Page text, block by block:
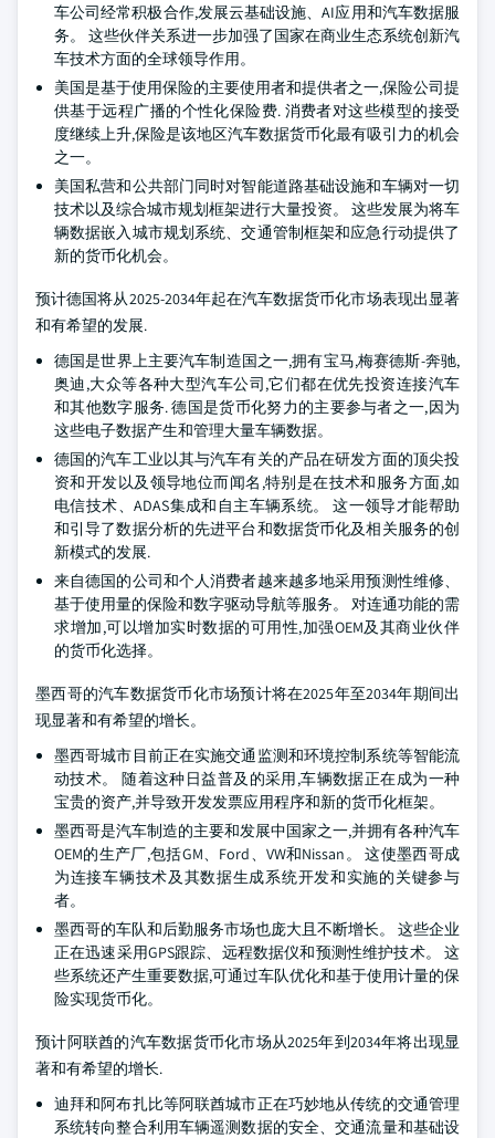
车公司经常积极合作,发展云基础设施、AI应用和汽车数据服
务。 这些伙伴关系进一步加强了国家在商业生态系统创新汽
车技术方面的全球领导作用。
美国是基于使用保险的主要使用者和提供者之一,保险公司提
供基于远程广播的个性化保险费. 消费者对这些模型的接受
度继续上升,保险是该地区汽车数据货币化最有吸引力的机会
之一。
美国私营和公共部门同时对智能道路基础设施和车辆对一切
技术以及综合城市规划框架进行大量投资。 这些发展为将车
辆数据嵌入城市规划系统、交通管制框架和应急行动提供了
新的货币化机会。
预计德国将从2025-2034年起在汽车数据货币化市场表现出显著
和有希望的发展.
德国是世界上主要汽车制造国之一,拥有宝马,梅赛德斯-奔驰,
奥迪,大众等各种大型汽车公司,它们都在优先投资连接汽车
和其他数字服务. 德国是货币化努力的主要参与者之一,因为
这些电子数据产生和管理大量车辆数据。
德国的汽车工业以其与汽车有关的产品在研发方面的顶尖投
资和开发以及领导地位而闻名,特别是在技术和服务方面,如
电信技术、ADAS集成和自主车辆系统。 这一领导才能帮助
和引导了数据分析的先进平台和数据货币化及相关服务的创
新模式的发展.
来自德国的公司和个人消费者越来越多地采用预测性维修、
基于使用量的保险和数字驱动导航等服务。 对连通功能的需
求增加,可以增加实时数据的可用性,加强OEM及其商业伙伴
的货币化选择。
墨西哥的汽车数据货币化市场预计将在2025年至2034年期间出
现显著和有希望的增长。
墨西哥城市目前正在实施交通监测和环境控制系统等智能流
动技术。 随着这种日益普及的采用,车辆数据正在成为一种
宝贵的资产,并导致开发发票应用程序和新的货币化框架。
墨西哥是汽车制造的主要和发展中国家之一,并拥有各种汽车
OEM的生产厂,包括GM、Ford、VW和Nissan。 这使墨西哥成
为连接车辆技术及其数据生成系统开发和实施的关键参与
者。
墨西哥的车队和后勤服务市场也庞大且不断增长。 这些企业
正在迅速采用GPS跟踪、远程数据仪和预测性维护技术。 这
些系统还产生重要数据,可通过车队优化和基于使用计量的保
险实现货币化。
预计阿联酋的汽车数据货币化市场从2025年到2034年将出现显
著和有希望的增长.
迪拜和阿布扎比等阿联酋城市正在巧妙地从传统的交通管理
系统转向整合利用车辆遥测数据的安全、交通流量和基础设